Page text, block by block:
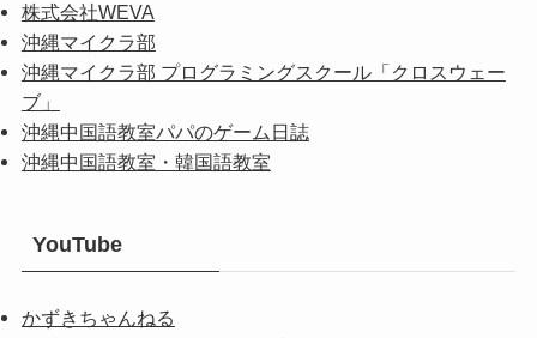
株式会社WEVA
沖縄マイクラ部
沖縄マイクラ部 プログラミングスクール「クロスウェー
ブ」
沖縄中国語教室パパのゲーム日誌
沖縄中国語教室・韓国語教室
YouTube
かずきちゃんねる